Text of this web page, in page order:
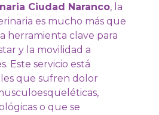
Ciudad Naranco, la
es mucho más que
herramienta clave para
y la movilidad a
Este servicio está
que sufren dolor
o que se